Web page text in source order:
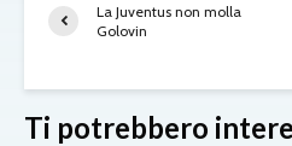
La Juventus non molla
Golovin
Ti potrebbero